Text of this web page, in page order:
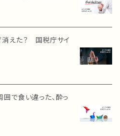
消えた？ 国税庁サイ
で食い違った、酔っ